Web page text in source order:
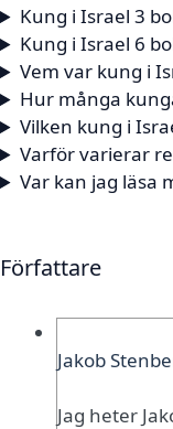
Kung i Israel 3
Kung i Israel 6
Vem var kung i
Hur många
Vilken kung i
Varför varierar
Var kan jag läsa
Författare
Jakob
Jag heter